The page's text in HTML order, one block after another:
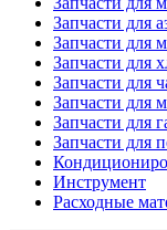
Запчасти для
Запчасти для
Запчасти для
Запчасти для
Запчасти для
Запчасти для
Запчасти для
Инструмент
Расходные